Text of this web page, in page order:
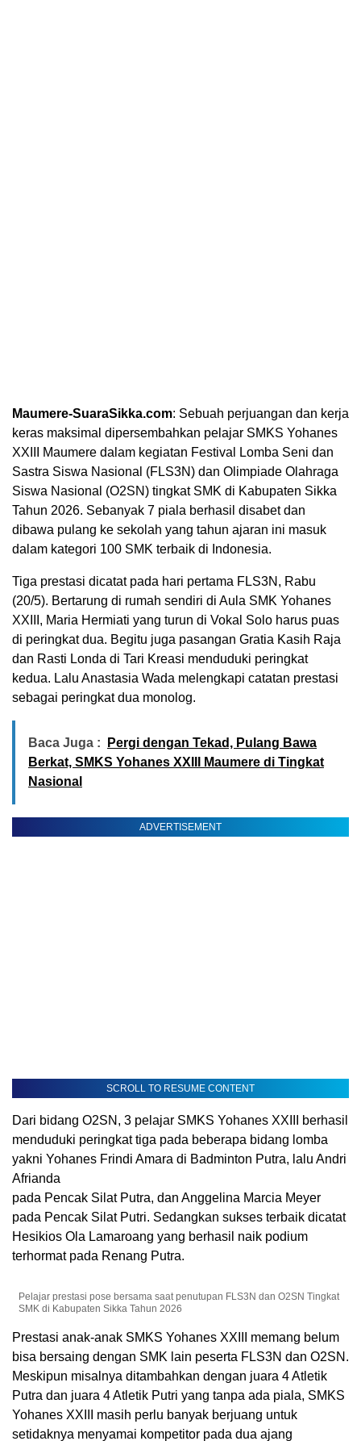
Maumere-SuaraSikka.com: Sebuah perjuangan dan kerja
keras maksimal dipersembahkan pelajar SMKS Yohanes
XXIII Maumere dalam kegiatan Festival Lomba Seni dan
Sastra Siswa Nasional (FLS3N) dan Olimpiade Olahraga
Siswa Nasional (O2SN) tingkat SMK di Kabupaten Sikka
Tahun 2026. Sebanyak 7 piala berhasil disabet dan
dibawa pulang ke sekolah yang tahun ajaran ini masuk
dalam kategori 100 SMK terbaik di Indonesia.
Tiga prestasi dicatat pada hari pertama FLS3N, Rabu
(20/5). Bertarung di rumah sendiri di Aula SMK Yohanes
XXIII, Maria Hermiati yang turun di Vokal Solo harus puas
di peringkat dua. Begitu juga pasangan Gratia Kasih Raja
dan Rasti Londa di Tari Kreasi menduduki peringkat
kedua. Lalu Anastasia Wada melengkapi catatan prestasi
sebagai peringkat dua monolog.
Baca Juga :
Pergi dengan Tekad, Pulang Bawa
Berkat, SMKS Yohanes XXIII Maumere di Tingkat
Nasional
ADVERTISEMENT
SCROLL TO RESUME CONTENT
Dari bidang O2SN, 3 pelajar SMKS Yohanes XXIII berhasil
menduduki peringkat tiga pada beberapa bidang lomba
yakni Yohanes Frindi Amara di Badminton Putra, lalu Andri
Afrianda
pada Pencak Silat Putra, dan Anggelina Marcia Meyer
pada Pencak Silat Putri. Sedangkan sukses terbaik dicatat
Hesikios Ola Lamaroang yang berhasil naik podium
terhormat pada Renang Putra.
Pelajar prestasi pose bersama saat penutupan FLS3N dan O2SN Tingkat
SMK di Kabupaten Sikka Tahun 2026
Prestasi anak-anak SMKS Yohanes XXIII memang belum
bisa bersaing dengan SMK lain peserta FLS3N dan O2SN.
Meskipun misalnya ditambahkan dengan juara 4 Atletik
Putra dan juara 4 Atletik Putri yang tanpa ada piala, SMKS
Yohanes XXIII masih perlu banyak berjuang untuk
setidaknya menyamai kompetitor pada dua ajang